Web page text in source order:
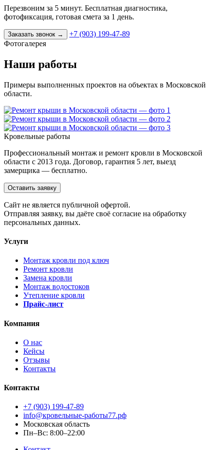
Перезвоним за 5 минут. Бесплатная диагностика,
фотофиксация, готовая смета за 1 день.
Заказать звонок →
+7 (903) 199-47-89
Фотогалерея
Наши работы
Примеры выполненных проектов на объектах в Московской
области.
Кровельные работы
Профессиональный монтаж и ремонт кровли в Московской
области с 2013 года. Договор, гарантия 5 лет, выезд
замерщика — бесплатно.
Оставить заявку
Cайт не является публичной офертой.
Отправляя заявку, вы даёте своё согласие на обработку
персональных данных.
Услуги
Монтаж кровли под ключ
Ремонт кровли
Замена кровли
Монтаж водостоков
Утепление кровли
Прайс-лист
Компания
О нас
Кейсы
Отзывы
Контакты
Контакты
+7 (903) 199-47-89
info@кровельные-работы77.рф
Московская область
Пн–Вс: 8:00–22:00